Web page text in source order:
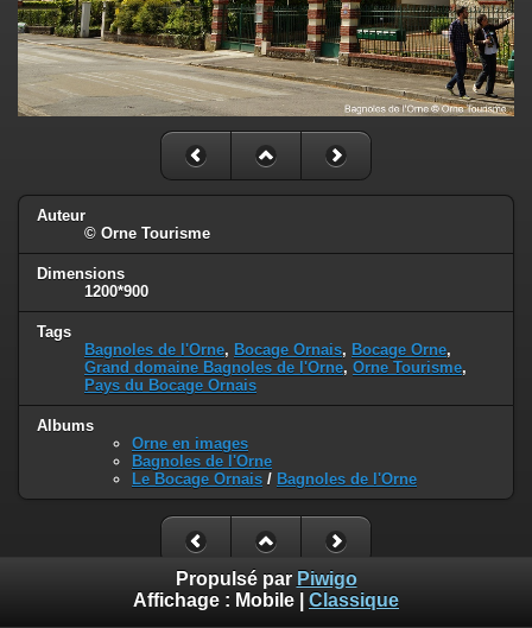
Auteur
© Orne Tourisme
Dimensions
1200*900
Tags
Bagnoles de l'Orne, Bocage Ornais, Bocage Orne,
Grand domaine Bagnoles de l'Orne, Orne Tourisme,
Pays du Bocage Ornais
Albums
Orne en images
Bagnoles de l'Orne
Le Bocage Ornais / Bagnoles de l'Orne
Propulsé par Piwigo
Affichage : Mobile Classique